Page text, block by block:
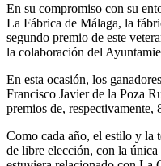
En su compromiso con su
La Fábrica de Málaga, la
segundo premio de este
la colaboración del
En esta ocasión, los
Francisco Javier de la Poza
premios de, respectivamente,
Como cada año, el estilo y la
de libre elección, con la